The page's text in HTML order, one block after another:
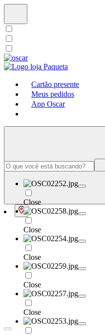
Cartão presente
Meus pedidos
App Oscar
Close
Close
Close
Close
Close